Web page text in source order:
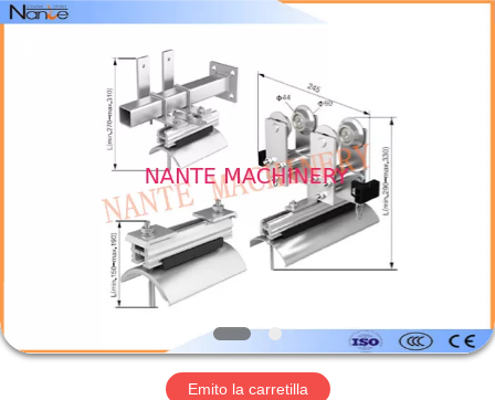
PRODUCTOS
SOBRE
NOSOTROS
VISITA
Shaoxing
Nante
Emito la carretilla